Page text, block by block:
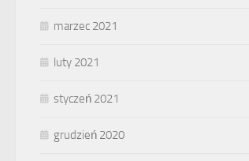
marzec 2021
luty 2021
styczeń 2021
grudzień 2020